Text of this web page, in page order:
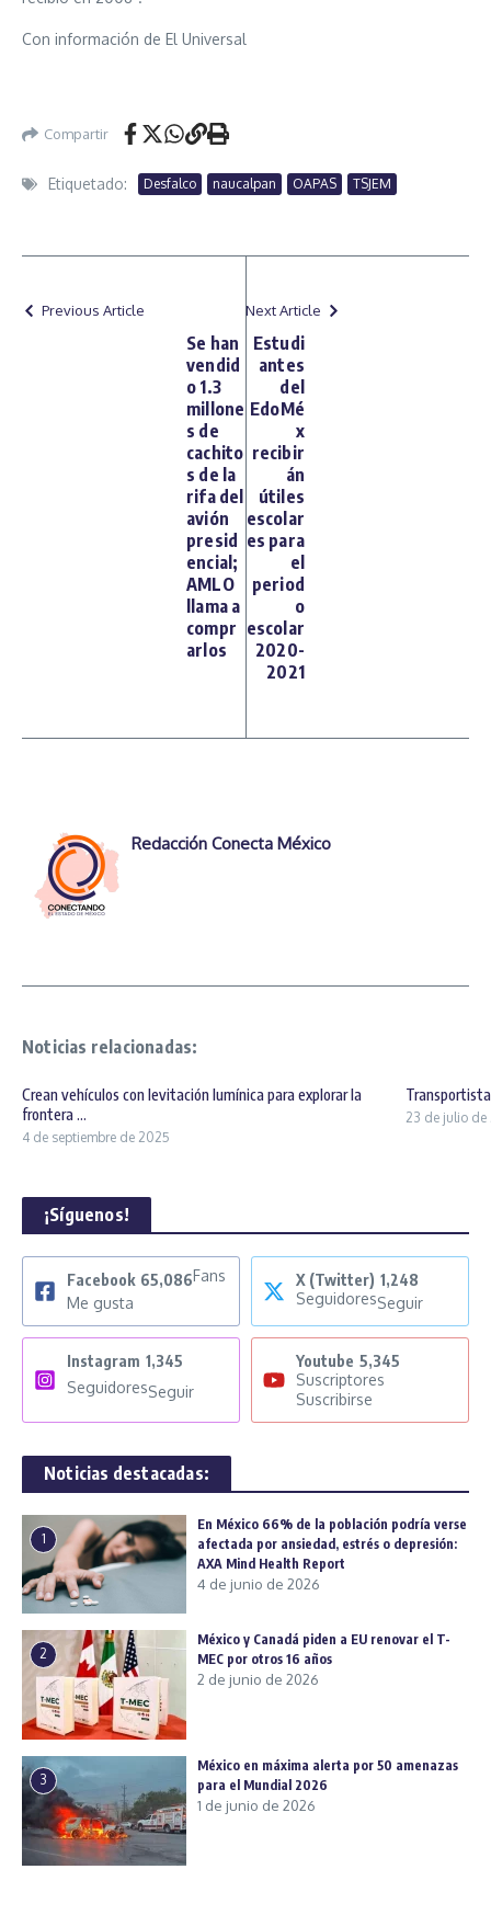
Con información de El Universal
Compartir
Etiquetado: Desfalco naucalpan OAPAS TSJEM
Previous Article
Se han
vendid
o 1.3
millone
s de
cachito
s de la
rifa del
avión
presid
encial;
AMLO
llama a
compr
arlos
Next Article
Estudi
antes
del
EdoMé
x
recibir
án
útiles
escolar
es para
el
period
o
escolar
2020-
2021
Redacción Conecta México
Noticias relacionadas:
Crean vehículos con levitación lumínica para explorar la
frontera ...
4 de septiembre de 2025
23 de julio de
¡Síguenos!
Facebook 65,086Fans
Me gusta
X (Twitter) 1,248
SeguidoresSeguir
Instagram 1,345
SeguidoresSeguir
Youtube 5,345
Suscriptores
Suscribirse
Noticias destacadas:
1
En México 66% de la población podría verse
afectada por ansiedad, estrés o depresión:
AXA Mind Health Report
4 de junio de 2026
2
México y Canadá piden a EU renovar el T-
MEC por otros 16 años
2 de junio de 2026
3
México en máxima alerta por 50 amenazas
para el Mundial 2026
1 de junio de 2026